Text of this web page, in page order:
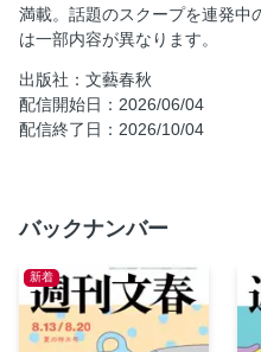
つだぶん 津田健次郎
サイバーエージェント会長
そこからですか!? 池上 彰
北九州監禁連続殺人 矜持
夜ふけのなわとび 林 真理子
令和新語採集 三宅香帆
そんな自分が愛おしい 大
満載。話題のスクープを連発中
は一部内容が異なります。
出版社：文藝春秋
配信開始日：2026/06/04
配信終了日：2026/10/04
バックナンバー
新着